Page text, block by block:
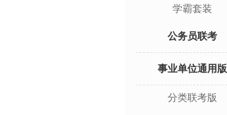
学霸套装
公务员联考
事业单位通用版
分类联考版